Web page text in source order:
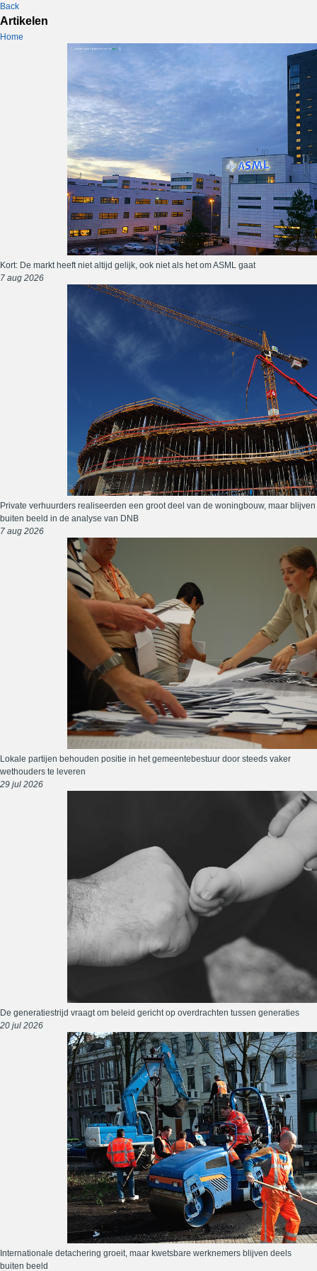
Back
Artikelen
Home
Kort: De markt heeft niet altijd gelijk, ook niet als het om ASML gaat
7 aug 2026
Private verhuurders realiseerden een groot deel van de woningbouw, maar blijven
buiten beeld in de analyse van DNB
7 aug 2026
Lokale partijen behouden positie in het gemeentebestuur door steeds vaker
wethouders te leveren
29 jul 2026
De generatiestrijd vraagt om beleid gericht op overdrachten tussen generaties
20 jul 2026
Internationale detachering groeit, maar kwetsbare werknemers blijven deels
buiten beeld